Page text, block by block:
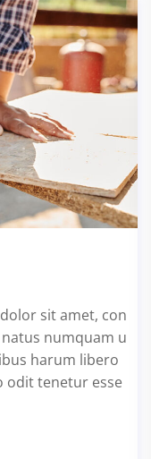
sit amet, con
numquam u
harum libero
odit tenetur esse